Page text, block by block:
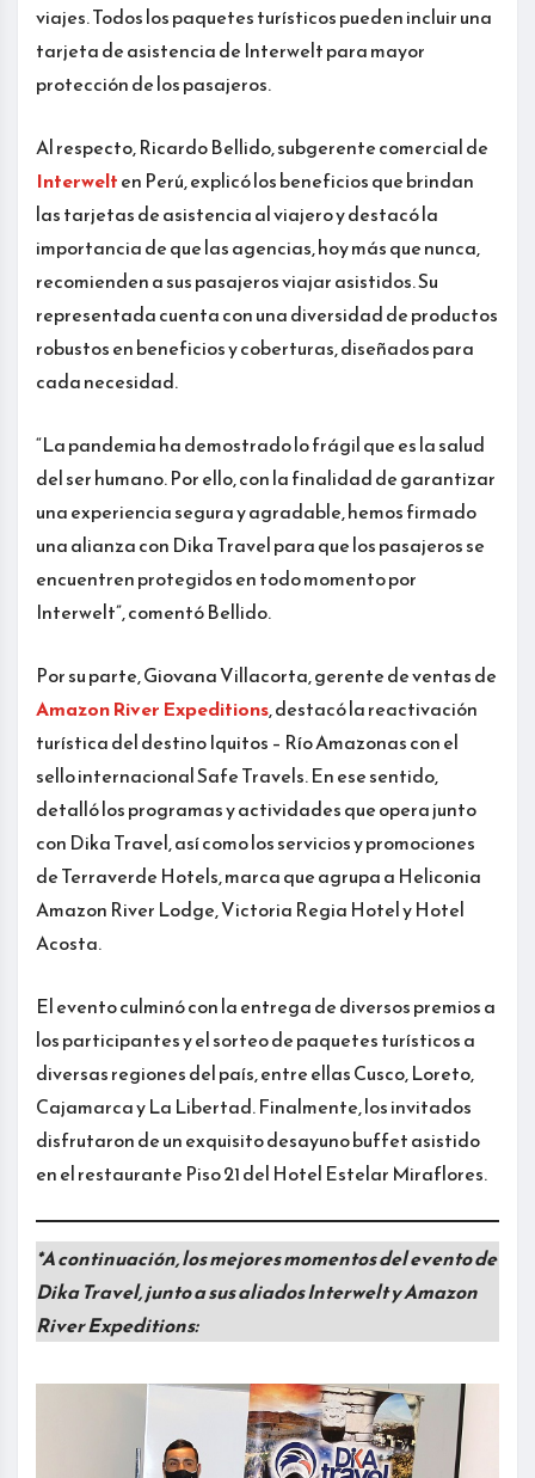
viajes. Todos los paquetes turísticos pueden incluir una
tarjeta de asistencia de Interwelt para mayor
protección de los pasajeros.
Al respecto, Ricardo Bellido, subgerente comercial de
Interwelten Perú, explicó los beneficios que brindan
las tarjetas de asistencia al viajero y destacó la
importancia de que las agencias, hoy más que nunca,
recomienden a sus pasajeros viajar asistidos. Su
representada cuenta con una diversidad de productos
robustos en beneficios y coberturas, diseñados para
cada necesidad.
“La pandemia ha demostrado lo frágil que es la salud
del ser humano. Por ello, con la finalidad de garantizar
una experiencia segura y agradable, hemos firmado
una alianza con Dika Travel para que los pasajeros se
encuentren protegidos en todo momento por
Interwelt”, comentó Bellido.
Por su parte, Giovana Villacorta, gerente de ventas de
Amazon River Expeditions, destacó la reactivación
turística del destino Iquitos – Río Amazonas con el
sello internacional Safe Travels. En ese sentido,
detalló los programas y actividades que opera junto
con Dika Travel, así como los servicios y promociones
de Terraverde Hotels, marca que agrupa a Heliconia
Amazon River Lodge, Victoria Regia Hotel y Hotel
Acosta.
El evento culminó con la entrega de diversos premios a
los participantes y el sorteo de paquetes turísticos a
diversas regiones del país, entre ellas Cusco, Loreto,
Cajamarca y La Libertad. Finalmente, los invitados
disfrutaron de un exquisito desayuno buffet asistido
en el restaurante Piso 21 del Hotel Estelar Miraflores.
*A continuación, los mejores momentos del evento de
Dika Travel, junto a sus aliados Interwelt y Amazon
River Expeditions: